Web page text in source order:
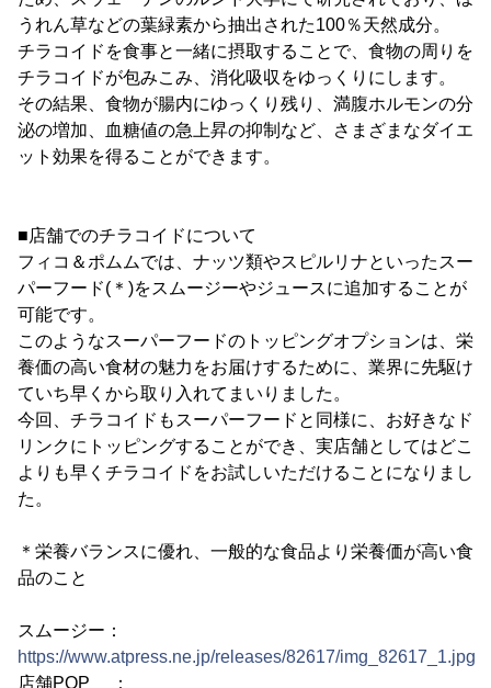
うれん草などの葉緑素から抽出された100％天然成分。
チラコイドを食事と一緒に摂取することで、食物の周りを
チラコイドが包みこみ、消化吸収をゆっくりにします。
その結果、食物が腸内にゆっくり残り、満腹ホルモンの分
泌の増加、血糖値の急上昇の抑制など、さまざまなダイエ
ット効果を得ることができます。
■店舗でのチラコイドについて
フィコ＆ポムムでは、ナッツ類やスピルリナといったスー
パーフード(＊)をスムージーやジュースに追加することが
可能です。
このようなスーパーフードのトッピングオプションは、栄
養価の高い食材の魅力をお届けするために、業界に先駆け
ていち早くから取り入れてまいりました。
今回、チラコイドもスーパーフードと同様に、お好きなド
リンクにトッピングすることができ、実店舗としてはどこ
よりも早くチラコイドをお試しいただけることになりまし
た。
＊栄養バランスに優れ、一般的な食品より栄養価が高い食
品のこと
スムージー：
https://www.atpress.ne.jp/releases/82617/img_82617_1.jpg
店舗POP ：